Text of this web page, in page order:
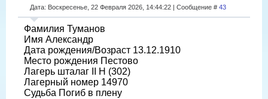
Дата: Воскресенье, 22 Февраля 2026, 14:44:22 | Сообщение # 43
Фамилия Туманов
Имя Александр
Дата рождения/Возраст 13.12.1910
Место рождения Пестово
Лагерь шталаг II H (302)
Лагерный номер 14970
Судьба Погиб в плену